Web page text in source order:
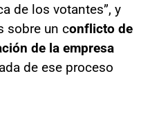
de los votantes”, y
sobre un conflicto de
de la empresa
de ese proceso